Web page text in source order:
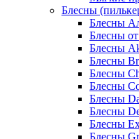
Блесны
Блесны
Блесны
Блесны
Блесны
Блесны
Блесны
Блесны
Блесны
Блесны